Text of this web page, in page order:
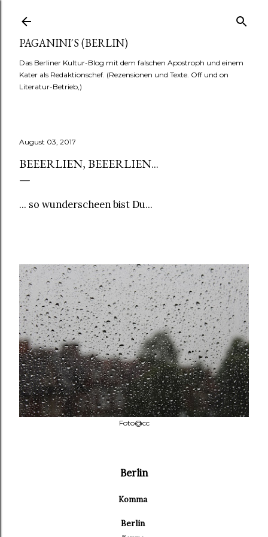
PAGANINI´S (BERLIN)
Das Berliner Kultur-Blog mit dem falschen Apostroph und einem
Kater als Redaktionschef. (Rezensionen und Texte. Off und on
Literatur-Betrieb,)
August 03, 2017
BEEERLIEN, BEEERLIEN...
... so wunderscheen bist Du...
Foto@cc
Berlin
Komma
Berlin